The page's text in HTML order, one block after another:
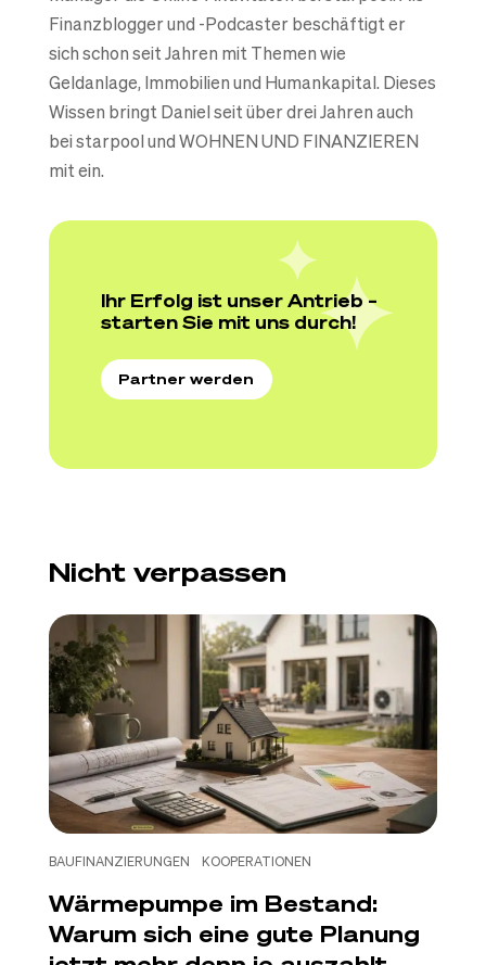
Finanzblogger und -Podcaster beschäftigt er
sich schon seit Jahren mit Themen wie
Geldanlage, Immobilien und Humankapital. Dieses
Wissen bringt Daniel seit über drei Jahren auch
bei starpool und WOHNEN UND FINANZIEREN
mit ein.
Ihr Erfolg ist unser Antrieb –
starten Sie mit uns durch!
Partner werden
Nicht verpassen
BAUFINANZIERUNGEN KOOPERATIONEN
Wärmepumpe im Bestand:
Warum sich eine gute Planung